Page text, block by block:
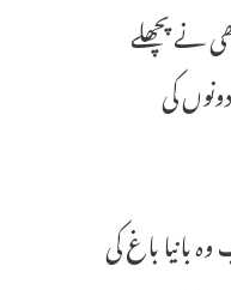
نے پچھلے
کی
بانیا باغ کی